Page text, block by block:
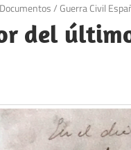
Documentos/Guerra Civil
del